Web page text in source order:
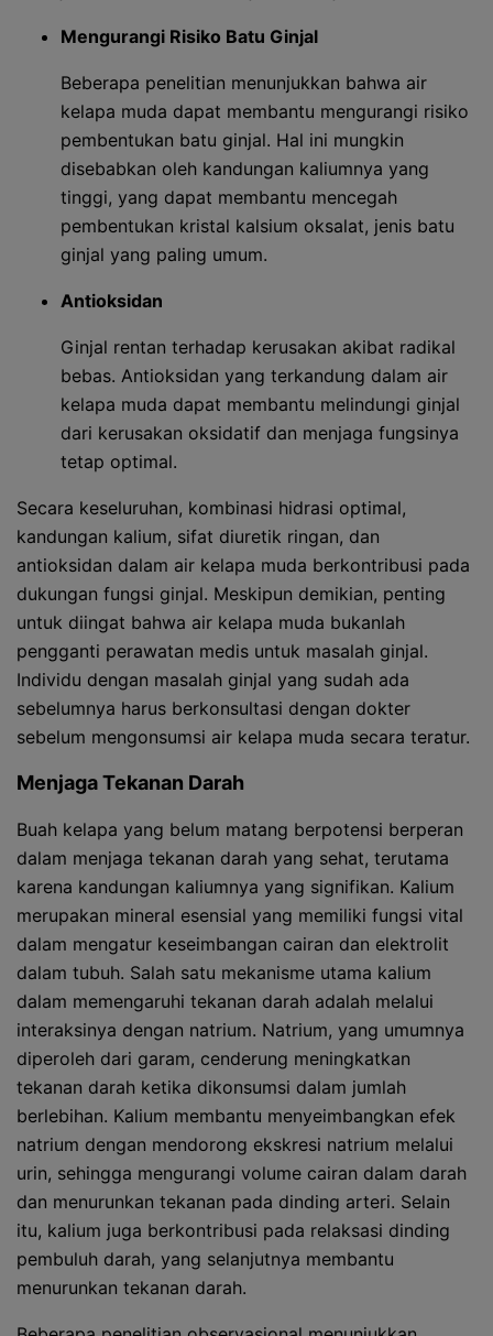
Mengurangi Risiko Batu Ginjal
Beberapa penelitian menunjukkan bahwa air
kelapa muda dapat membantu mengurangi risiko
pembentukan batu ginjal. Hal ini mungkin
disebabkan oleh kandungan kaliumnya yang
tinggi, yang dapat membantu mencegah
pembentukan kristal kalsium oksalat, jenis batu
ginjal yang paling umum.
Antioksidan
Ginjal rentan terhadap kerusakan akibat radikal
bebas. Antioksidan yang terkandung dalam air
kelapa muda dapat membantu melindungi ginjal
dari kerusakan oksidatif dan menjaga fungsinya
tetap optimal.
Secara keseluruhan, kombinasi hidrasi optimal,
kandungan kalium, sifat diuretik ringan, dan
antioksidan dalam air kelapa muda berkontribusi pada
dukungan fungsi ginjal. Meskipun demikian, penting
untuk diingat bahwa air kelapa muda bukanlah
pengganti perawatan medis untuk masalah ginjal.
Individu dengan masalah ginjal yang sudah ada
sebelumnya harus berkonsultasi dengan dokter
sebelum mengonsumsi air kelapa muda secara teratur.
Menjaga Tekanan Darah
Buah kelapa yang belum matang berpotensi berperan
dalam menjaga tekanan darah yang sehat, terutama
karena kandungan kaliumnya yang signifikan. Kalium
merupakan mineral esensial yang memiliki fungsi vital
dalam mengatur keseimbangan cairan dan elektrolit
dalam tubuh. Salah satu mekanisme utama kalium
dalam memengaruhi tekanan darah adalah melalui
interaksinya dengan natrium. Natrium, yang umumnya
diperoleh dari garam, cenderung meningkatkan
tekanan darah ketika dikonsumsi dalam jumlah
berlebihan. Kalium membantu menyeimbangkan efek
natrium dengan mendorong ekskresi natrium melalui
urin, sehingga mengurangi volume cairan dalam darah
dan menurunkan tekanan pada dinding arteri. Selain
itu, kalium juga berkontribusi pada relaksasi dinding
pembuluh darah, yang selanjutnya membantu
menurunkan tekanan darah.